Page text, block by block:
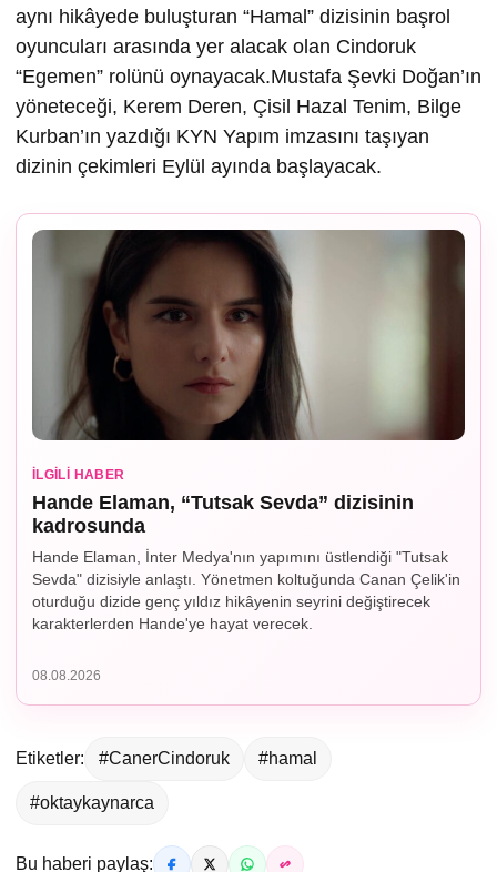
aynı hikâyede buluşturan “Hamal” dizisinin başrol
oyuncuları arasında yer alacak olan Cindoruk
“Egemen” rolünü oynayacak.Mustafa Şevki Doğan’ın
yöneteceği, Kerem Deren, Çisil Hazal Tenim, Bilge
Kurban’ın yazdığı KYN Yapım imzasını taşıyan
dizinin çekimleri Eylül ayında başlayacak.
İLGILI HABER
Hande Elaman, “Tutsak Sevda” dizisinin
kadrosunda
Hande Elaman, İnter Medya'nın yapımını üstlendiği "Tutsak
Sevda" dizisiyle anlaştı. Yönetmen koltuğunda Canan Çelik'in
oturduğu dizide genç yıldız hikâyenin seyrini değiştirecek
karakterlerden Hande'ye hayat verecek.
08.08.2026
Etiketler: #CanerCindoruk #hamal
#oktaykaynarca
Bu haberi paylaş: